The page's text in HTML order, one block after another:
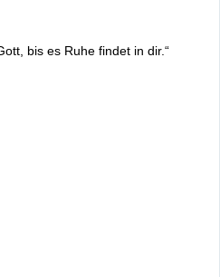
bis es Ruhe findet in dir.“